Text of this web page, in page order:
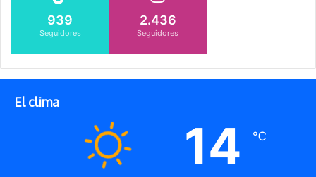
939
Seguidores
2.436
Seguidores
El clima
14 ℃